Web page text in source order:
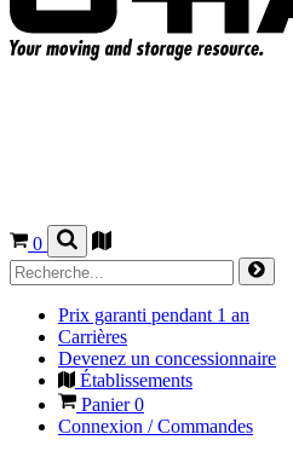
0
Prix garanti pendant 1 an
Carrières
Devenez un concessionnaire
Établissements
Panier0
Connexion / Commandes